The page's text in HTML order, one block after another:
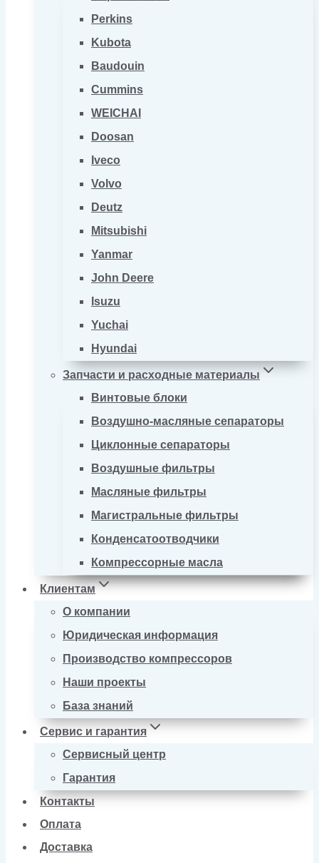
Perkins
Kubota
Baudouin
Cummins
WEICHAI
Doosan
Iveco
Volvo
Deutz
Mitsubishi
Yanmar
John Deere
Isuzu
Yuchai
Hyundai
Запчасти и расходные материалы
Винтовые блоки
Воздушно-масляные сепараторы
Циклонные сепараторы
Воздушные фильтры
Масляные фильтры
Магистральные фильтры
Конденсатоотводчики
Компрессорные масла
Клиентам
О компании
Юридическая информация
Производство компрессоров
Наши проекты
База знаний
Сервис и гарантия
Сервисный центр
Гарантия
Контакты
Оплата
Доставка